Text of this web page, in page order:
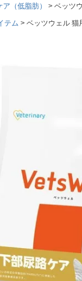
（低脂肪）
ベッツ
テム ベッツウェル 猫